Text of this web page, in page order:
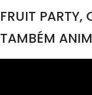
FRUIT PARTY,
TAMBÉM